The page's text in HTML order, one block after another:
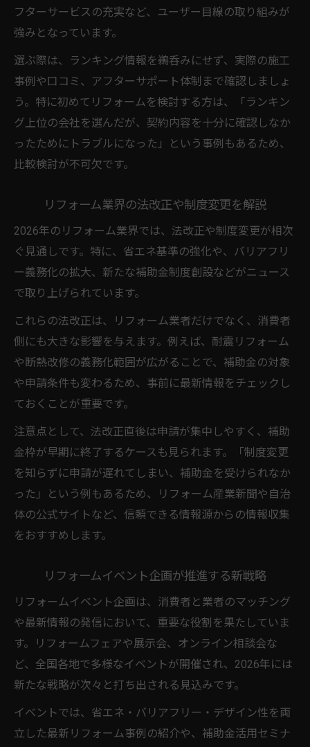
フターサービスの充実など、ユーザー目線の取り組みが
強みとなっています。
選ぶ際は、ランキング情報を鵜呑みにせず、実際の施工
事例や口コミ、アフターサポート体制まで確認しましょ
う。特に初めてリフォームを検討する方は、「ランキン
グ上位の会社を選んだが、契約内容を十分に確認しなか
ったためにトラブルになった」という事例もあるため、
比較検討が不可欠です。
リフォーム業界の法改正や制度変更を解説
2026年のリフォーム業界では、法改正や制度変更が相次
ぐ見通しです。特に、省エネ基準の強化や、バリアフリ
ー義務化の拡大、新たな補助金制度創設などがニュース
で取り上げられています。
これらの法改正は、リフォーム業者だけでなく、消費者
側にも大きな影響を与えます。例えば、耐震リフォーム
や断熱改修の義務化範囲が広がることで、補助金の対象
や申請条件も変わるため、事前に最新情報をチェックし
ておくことが重要です。
注意点として、法改正直後は申請が集中しやすく、補助
金枠が早期に終了するケースも見られます。「制度変更
を知らずに申請が遅れてしまい、補助金を受けられなか
った」という例もあるため、リフォーム産業新聞や自治
体の公式サイトなど、信頼できる情報源からの情報収集
をおすすめします。
リフォームイベント企画が推進する新戦略
リフォームイベント企画は、消費者と業者のマッチング
や最新情報の発信において、重要な役割を果たしていま
す。リフォームフェアや展示会、オンライン相談会な
ど、全国各地で多様なイベントが開催され、2026年には
新たな戦略が次々と打ち出される見込みです。
イベントでは、省エネ・バリアフリー・デザイン性を両
立した最新リフォーム事例の紹介や、補助金活用セミナ